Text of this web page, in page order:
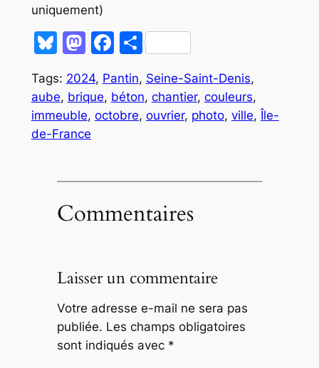
uniquement)
Bluesky
Mastodon
Facebook
Partager
Tags: 2024, Pantin, Seine-Saint-Denis,
aube, brique, béton, chantier, couleurs,
immeuble, octobre, ouvrier, photo, ville,Île-
de-France
Commentaires
Laisser un commentaire
Votre adresse e-mail ne sera pas
publiée. Les champs obligatoires
sont indiqués avec *